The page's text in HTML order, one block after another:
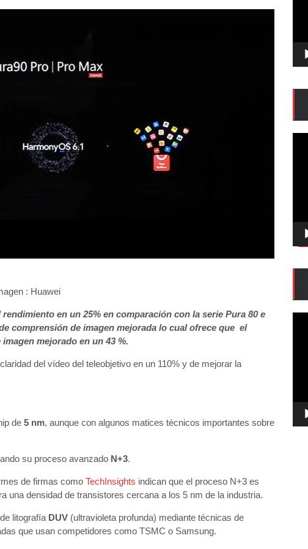
: Huawei
en un 25% en comparación con la serie Pura 80 e
comprensión de imagen mejorada lo cual ofrece que el
mejorado en un 43 %.
del vídeo del teleobjetivo en un 110% y de mejorar la
de 5 nm, aunque con algunos matices técnicos importantes sobre
su proceso avanzado N+3.
de firmas como TechInsights indican que el proceso N+3 es
una densidad de transistores cercana a los 5 nm de la industria.
litografía DUV (ultravioleta profunda) mediante técnicas de
que usan competidores como TSMC o Samsung.